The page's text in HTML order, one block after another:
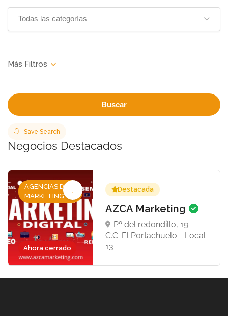
Todas las categorías
Buscar
Save Search
Negocios Destacados
Ahora cerrado
AGENCIAS DE
MARKETING
Destacada
AZCA Marketing
Pº del redondillo, 19 -
C.C. El Portachuelo - Local
13